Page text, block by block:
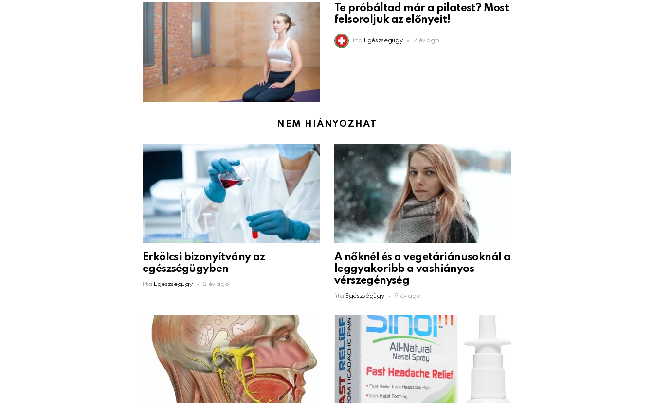
Te próbáltad már a pilatest? Most
felsoroljuk az előnyeit!
írta Egészségügy 2 év ago
NEM HIÁNYOZHAT
Erkölcsi bizonyítvány az
egészségügyben
írta Egészségügy 2 év ago
A nőknél és a vegetáriánusoknál a
leggyakoribb a vashiányos
vérszegénység
írta Egészségügy 9 év ago